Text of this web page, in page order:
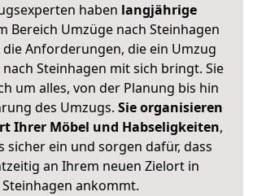
haben langjährige
Bereich Umzüge nach Steinhagen
Anforderungen, die ein Umzug
Steinhagen mit sich bringt. Sie
um alles, von der Planung bis hin
des Umzugs. Sie organisieren
Ihrer Möbel und Habseligkeiten,
sicher ein und sorgen dafür, dass
an Ihrem neuen Zielort in
Steinhagen ankommt.